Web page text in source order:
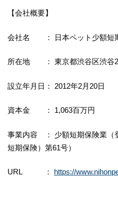
【会社概要】
会社名 ： 日本ペット少額短
所在地 ： 東京都渋谷区渋谷
設立年月日： 2012年2月20日
資本金 ： 1,063百万円
事業内容 ： 少額短期保険業（
短期保険）第61号）
URL ： https://